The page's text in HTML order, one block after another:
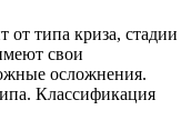
от типа криза, стадии
свои
осложнения.
Классификация